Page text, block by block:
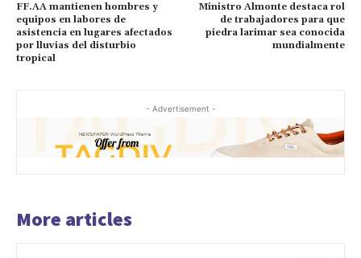
FF.AA mantienen hombres y
equipos en labores de
asistencia en lugares afectados
por lluvias del disturbio
tropical
Ministro Almonte destaca rol
de trabajadores para que
piedra larimar sea conocida
mundialmente
- Advertisement -
More articles